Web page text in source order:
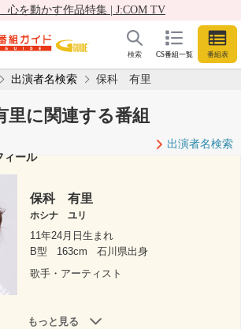
心を動かす作品特集 | J:COM TV
CS番組一覧 番組表
検索
出演者名検索 保科 有里
に関連する番組
出演者名検索
ール
保科 有里
ホシナ ユリ
11年24月日生まれ
B型
163cm
石川県出身
歌手・アーティスト
もっと見る